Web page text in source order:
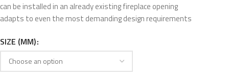
can be installed in an already existing fireplace opening
adapts to even the most demanding design requirements
SIZE (MM)